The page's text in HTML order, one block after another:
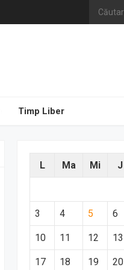
Timp Liber
L Ma Mi J
3 4 5 6
10 11 12 13
17 18 19 20